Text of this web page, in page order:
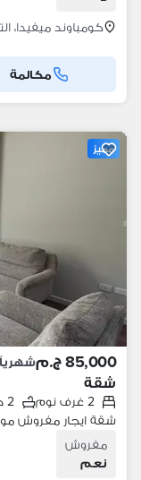
كومباوند ميفيدا،
مكالمة
مميز
85,000 ج.م شهرياً
شقة
2 غرف نوم 2 حمامات
مفروش
نعم